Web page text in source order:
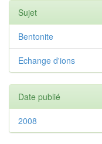
Sujet
Bentonite
Echange d'ions
Date publié
2008